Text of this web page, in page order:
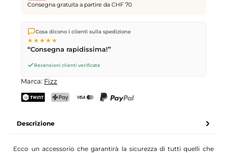
Consegna gratuita a partire da CHF 70
Spediamo direttamente dal nostro magazzino a Kriens, in
Svizzera.Consegna gratuitaa partire da
effettuati entro le
giorno lavorativo successivo
venerdì, ore 17.
Cosa dicono i clienti sulla spedizione
★★★★★
“Consegna rapidissima!”
Recensioni clienti verificate
Marca: Fizz
Descrizione
Ecco un accessorio che garantirà la sicurezza di tutti quelli che